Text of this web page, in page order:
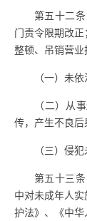
第五十二条
门责令限期改
整顿、吊销营业
（一）未
（二）从
传，产生不良后
（三）侵
第五十三条
中对未成年人
护法》、《中